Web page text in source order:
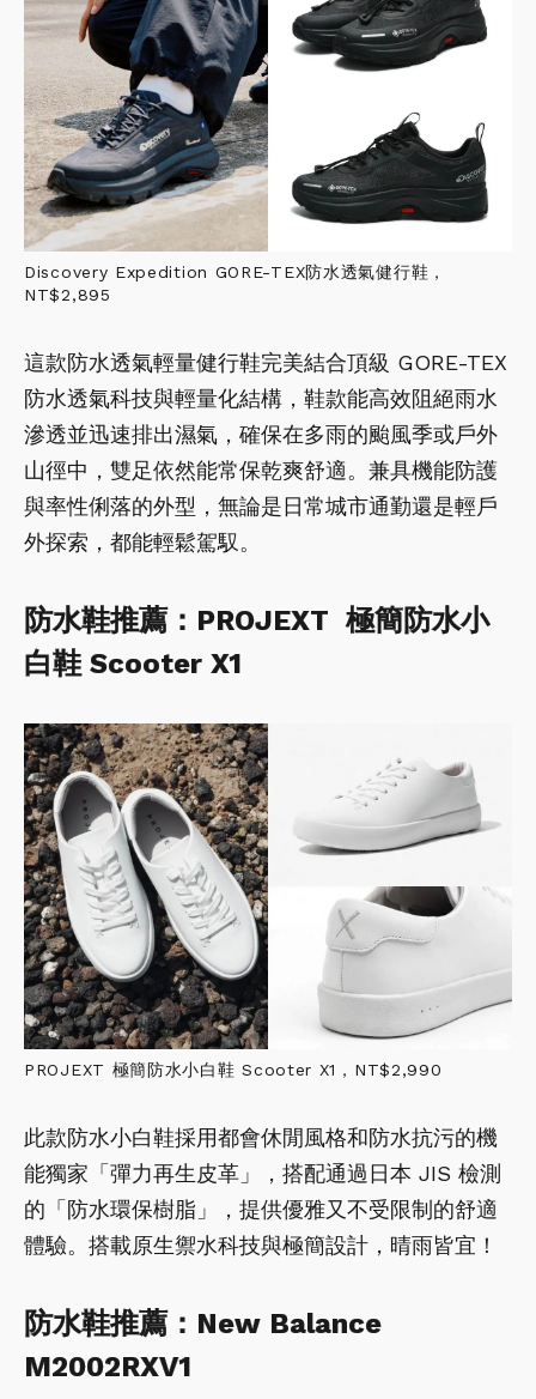
Discovery Expedition GORE-TEX防水透氣健行鞋，
NT$2,895
這款防水透氣輕量健行鞋完美結合頂級 GORE-TEX
防水透氣科技與輕量化結構，鞋款能高效阻絕雨水
滲透並迅速排出濕氣，確保在多雨的颱風季或戶外
山徑中，雙足依然能常保乾爽舒適。兼具機能防護
與率性俐落的外型，無論是日常城市通勤還是輕戶
外探索，都能輕鬆駕馭。
防水鞋推薦：PROJEXT 極簡防水小
白鞋 Scooter X1
PROJEXT 極簡防水小白鞋 Scooter X1，NT$2,990
此款防水小白鞋採用都會休閒風格和防水抗污的機
能獨家「彈力再生皮革」，搭配通過日本 JIS 檢測
的「防水環保樹脂」，提供優雅又不受限制的舒適
體驗。搭載原生禦水科技與極簡設計，晴雨皆宜！
防水鞋推薦：New Balance
M2002RXV1